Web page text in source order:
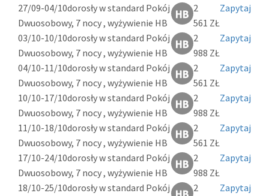
27/09-04/10dorosły w standard Pokój
Dwuosobowy, 7 nocy , wyżywienie HB
2
561 ZŁ
Zapytaj
03/10-10/10dorosły w standard Pokój
Dwuosobowy, 7 nocy , wyżywienie HB
2
988 ZŁ
Zapytaj
04/10-11/10dorosły w standard Pokój
Dwuosobowy, 7 nocy , wyżywienie HB
2
561 ZŁ
Zapytaj
10/10-17/10dorosły w standard Pokój
Dwuosobowy, 7 nocy , wyżywienie HB
2
988 ZŁ
Zapytaj
11/10-18/10dorosły w standard Pokój
Dwuosobowy, 7 nocy , wyżywienie HB
2
561 ZŁ
Zapytaj
17/10-24/10dorosły w standard Pokój
Dwuosobowy, 7 nocy , wyżywienie HB
2
988 ZŁ
Zapytaj
18/10-25/10dorosły w standard Pokój
2
Zapytaj